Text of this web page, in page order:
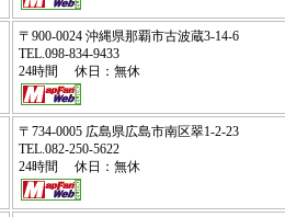
〒900-0024 沖縄県那覇市古波蔵3-14-6
TEL.098-834-9433
24時間 休日：無休
〒734-0005 広島県広島市南区翠1-2-23
TEL.082-250-5622
24時間 休日：無休